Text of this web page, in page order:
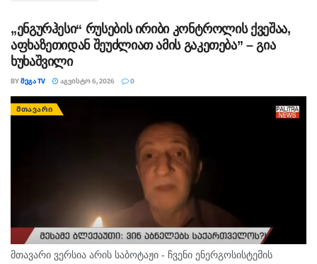
„ენგურჰესი“ რუსების ირიბი კონტროლის ქვეშაა,
აფხაზეთიდან შეუძლიათ ამის გაკეთება” – გია
ხუხაშვილი
BYᲛᲔᲒᲐ TV ᲐᲒᲕᲘᲡᲢᲝ 6, 2026 0
ᲛᲗᲐᲕᲐᲠᲘ
მთავარი ვერსია არის საბოტაჟი - ჩვენი ენერგოსისტემის